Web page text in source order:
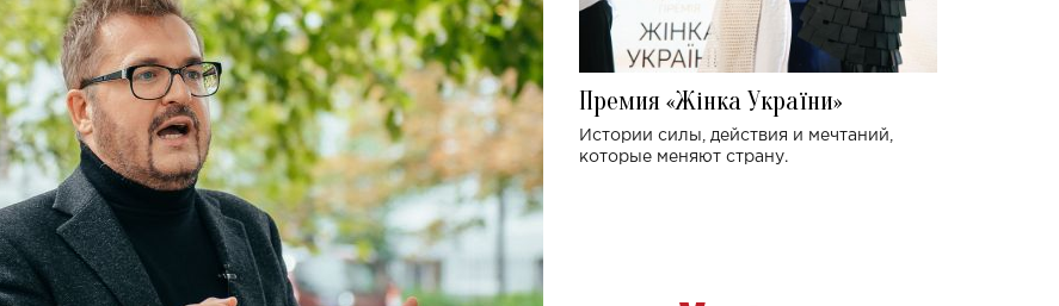
Премия «Жінка України»
Истории силы, действия и мечтаний,
которые меняют страну.